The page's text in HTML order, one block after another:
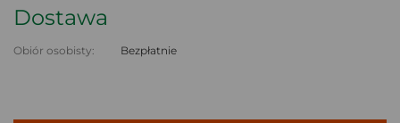
Dostawa
Obiór osobisty: Bezpłatnie